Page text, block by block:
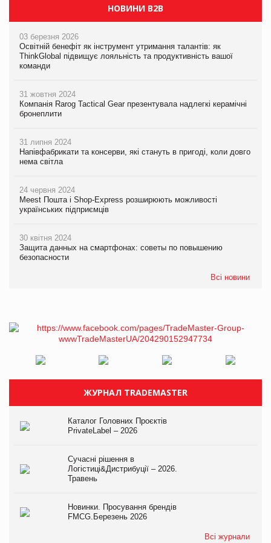
НОВИНИ B2B
03 березня 2026
Освітній бенефіт як інструмент утримання талантів: як
ThinkGlobal підвищує лояльність та продуктивність вашої
команди
31 жовтня 2024
Компанія Rarog Tactical Gear презентувала надлегкі керамічні
бронеплити
31 липня 2024
Напівфабрикати та консерви, які стануть в пригоді, коли довго
нема світла
24 червня 2024
Meest Пошта і Shop-Express розширюють можливості
українських підприємців
30 квітня 2024
Защита данных на смартфонах: советы по повышению
безопасности
Всі новини
ЖУРНАЛ TRADEMASTER
Каталог Головних Проєктів
PrivateLabel – 2026
Сучасні рішення в
Логістиці&Дистрибуції – 2026.
Травень
Новинки. Просування брендів
FMCG.Березень 2026
Всі журнали